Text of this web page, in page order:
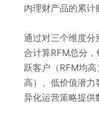
内理财产品的累计
通过对三个维度
合计算RFM总分
跃客户（RFM均
高）、低价值潜力
异化运营策略提供